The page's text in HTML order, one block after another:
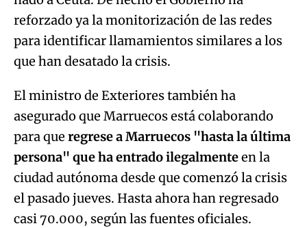
reforzado ya la monitorización de las redes
para identificar llamamientos similares a los
que han desatado la crisis.
El ministro de Exteriores también ha
asegurado que Marruecos está colaborando
para que regrese a Marruecos "hasta la última
persona" que ha entrado ilegalmenteen la
ciudad autónoma desde que comenzó la crisis
el pasado jueves. Hasta ahora han regresado
casi 70.000, según las fuentes oficiales.